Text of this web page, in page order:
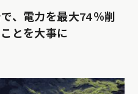
、電力を最大74％削
とを大事に